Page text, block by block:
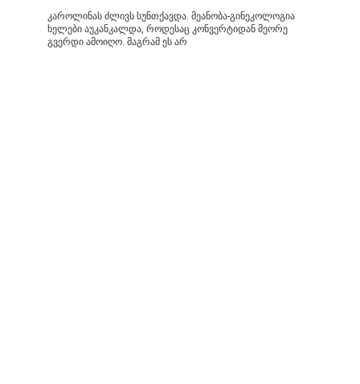
კაროლინას ძლივს სუნთქავდა. მეანობა-გინეკოლოგია
ხელები აუკანკალდა, როდესაც კონვერტიდან მეორე
გვერდი ამოიღო. მაგრამ ეს არ